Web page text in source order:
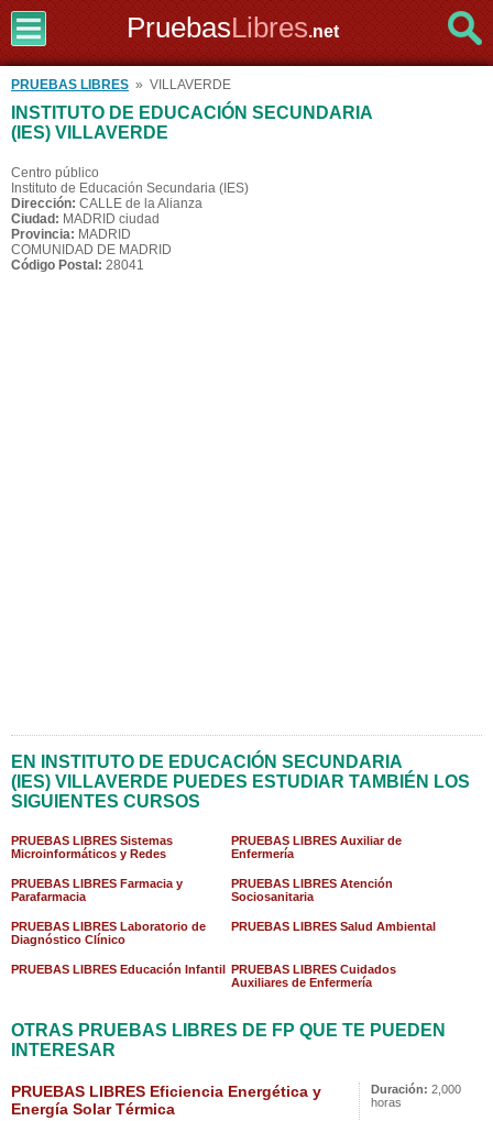
PruebasLibres.net
PRUEBAS LIBRES » VILLAVERDE
INSTITUTO DE EDUCACIÓN SECUNDARIA
(IES) VILLAVERDE
Centro público
Instituto de Educación Secundaria (IES)
Dirección: CALLE de la Alianza
Ciudad: MADRID ciudad
Provincia: MADRID
COMUNIDAD DE MADRID
Código Postal: 28041
EN INSTITUTO DE EDUCACIÓN SECUNDARIA
(IES) VILLAVERDE PUEDES ESTUDIAR TAMBIÉN LOS
SIGUIENTES CURSOS
PRUEBAS LIBRES Sistemas
Microinformáticos y Redes
PRUEBAS LIBRES Auxiliar de
Enfermería
PRUEBAS LIBRES Farmacia y
Parafarmacia
PRUEBAS LIBRES Atención
Sociosanitaria
PRUEBAS LIBRES Laboratorio de
Diagnóstico Clínico
PRUEBAS LIBRES Salud Ambiental
PRUEBAS LIBRES Educación Infantil PRUEBAS LIBRES Cuidados
Auxiliares de Enfermería
OTRAS PRUEBAS LIBRES DE FP QUE TE PUEDEN
INTERESAR
PRUEBAS LIBRES Eficiencia Energética y
Energía Solar Térmica
Duración: 2,000
horas